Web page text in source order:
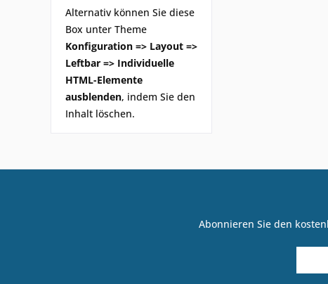
Alternativ können Sie diese
Box unter Theme
Konfiguration => Layout =>
Leftbar => Individuelle
HTML-Elemente
ausblenden, indem Sie den
Inhalt löschen.
Abonnieren Sie den